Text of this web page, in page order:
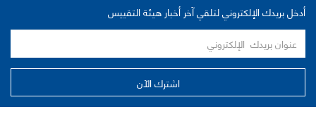
أدخل بريدك الإلكتروني لتلقي آخر أخبار هيئة التقييس